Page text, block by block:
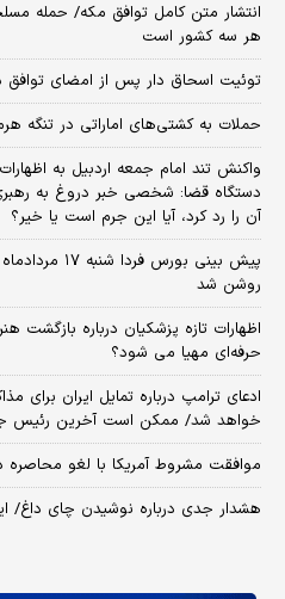
انتشار متن کامل توافق مکه/ حمله
هر سه کشور است
توئیت اسحاق دار پس از امضای توافق
حملات به کشتی‌های اماراتی در تنگه
واکنش تند امام جمعه اردبیل به
دستگاه قضا: شخصی خبر دروغ به
آن را رد کرد، آیا این جرم است یا خیر؟
روشن شد
اظهارات تازه پزشکیان درباره بازگشت
حرفه‌ای مهیا می شود؟
ادعای ترامپ درباره تمایل ایران برای
خواهد شد/ ممکن است آخرین رئیس‌
موافقت مشروط آمریکا با لغو محاصره
هشدار جدی درباره نوشیدن چای داغ/